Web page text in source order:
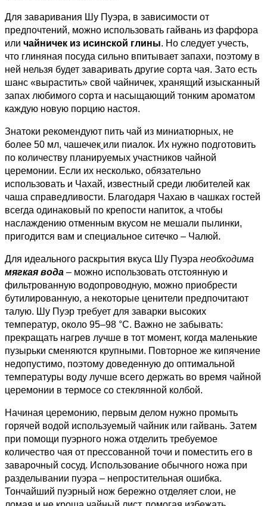
Для заваривания Шу Пуэра, в зависимости от
предпочтений, можно использовать гайвань из фарфора
или чайничек из исинской глины. Но следует учесть,
что глиняная посуда сильно впитывает запахи, поэтому в
ней нельзя будет заваривать другие сорта чая. Зато есть
шанс «вырастить» свой чайничек, хранящий изысканный
запах любимого сорта и насыщающий тонким ароматом
каждую новую порцию настоя.
Знатоки рекомендуют пить чай из миниатюрных, не
более 50 мл, чашечек или пиалок. Их нужно подготовить
по количеству планируемых участников чайной
церемонии. Если их несколько, обязательно
использовать и Чахай, известный среди любителей как
чаша справедливости. Благодаря Чахаю в чашках гостей
всегда одинаковый по крепости напиток, а чтобы
наслаждению отменным вкусом не мешали пылинки,
пригодится вам и специальное ситечко – Чалюй.
Для идеального раскрытия вкуса Шу Пуэра необходима
мягкая вода – можно использовать отстоянную и
фильтрованную водопроводную, можно приобрести
бутилированную, а некоторые ценители предпочитают
талую. Шу Пуэр требует для заварки высоких
температур, около 95–98 °С. Важно не забывать:
прекращать нагрев лучше в тот момент, когда маленькие
пузырьки сменяются крупными. Повторное же кипячение
недопустимо, поэтому доведенную до оптимальной
температуры воду лучше всего держать во время чайной
церемонии в термосе со стеклянной колбой.
Начиная церемонию, первым делом нужно промыть
горячей водой используемый чайник или гайвань. Затем
при помощи пуэрного ножа отделить требуемое
количество чая от прессованной точи и поместить его в
заварочный сосуд. Использование обычного ножа при
разделывании пуэра – непростительная ошибка.
Тончайший пуэрный нож бережно отделяет слои, не